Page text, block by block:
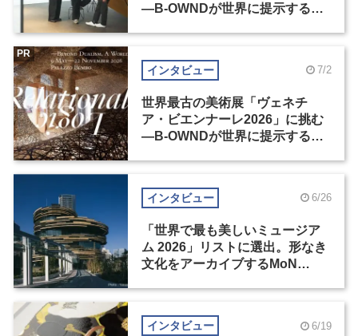
―B-OWNDが世界に提示する美
インタビュー 7/2
世界最古の美術展「ヴェネチ
ア・ビエンナーレ2026」に挑む
―B-OWNDが世界に提示する美
PR
インタビュー 6/26
「世界で最も美しいミュージア
ム 2026」リストに選出。形なき
文化をアーカイブするMoN
インタビュー 6/19